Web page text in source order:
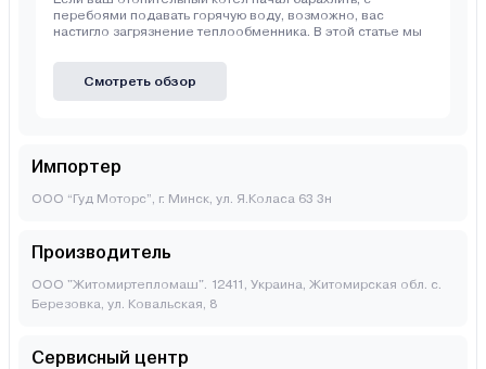
перебоями подавать горячую воду, возможно, вас
настигло загрязнение теплообменника. В этой статье мы
Смотреть обзор
Импортер
ООО “Гуд Моторс”, г. Минск, ул. Я.Коласа 63 3н
Производитель
ООО "Житомиртепломаш". 12411, Украина, Житомирская обл. с.
Березовка, ул. Ковальская, 8
Сервисный центр